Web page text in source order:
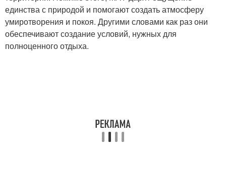
единства с природой и помогают создать атмосферу
умиротворения и покоя. Другими словами как раз они
обеспечивают создание условий, нужных для
полноценного отдыха.